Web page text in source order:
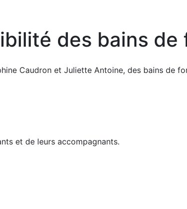
des bains de
Caudron et Juliette Antoine, des bains de
et de leurs accompagnants.